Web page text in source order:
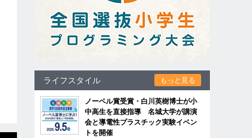
ライフスタイル もっと見る
ノーベル賞受賞・白川英樹博士が小
中高生を直接指導 名城大学が講演
会と導電性プラスチック実験イベン
トを開催